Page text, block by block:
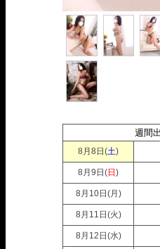
週間
8月8日(土)
8月9日(日)
8月10日(月)
8月11日(火)
8月12日(水)